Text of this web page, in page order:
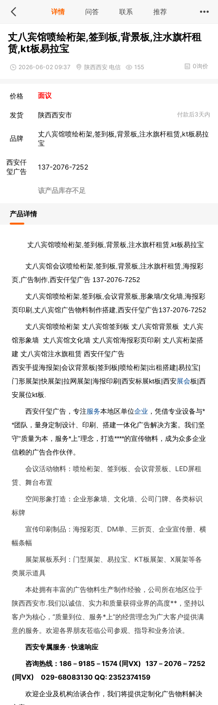
详情 问答 联系 推荐
丈八宾馆喷绘桁架,签到板,背景板,注水旗杆租
赁,kt板易拉宝
2026-06-02 09:37 陕西西安 电信 155 0询价
价格 面议
发货 陕西西安市 付款后3天内
品牌
丈八宾馆喷绘桁架,签到板,背景板,注水旗杆租赁,kt板易拉
宝
西安仟
玺广告
137-2076-7252
该产品库存不足
产品详情
丈八宾馆喷绘桁架,签到板,背景板,注水旗杆租赁,kt板易拉宝
丈八宾馆会议喷绘桁架,签到板,背景板,注水旗杆租赁,海报彩
页,广告制作,西安仟玺广告 137-2076-7252
丈八宾馆喷绘桁架,签到板,会议背景板,形象墙/文化墙,海报彩
页印刷,丈八宾馆广告物料制作搭建,西安仟玺广告137-2076-7252
丈八宾馆喷绘桁架 丈八宾馆签到板 丈八宾馆背景板 丈八宾
馆形象墙 丈八宾馆文化墙 丈八宾馆海报彩页印刷 丈八宾桁架搭
建 丈八宾馆注水旗租赁 西安仟玺广告
西安手提海报架|会议背景板|签到板|喷绘桁架|出租搭建|易拉宝|
门形展架|快展架|拉网展架|海报印刷|西安标展kt板|西安展会板|西
安展位kt板.
西安仟玺广告，专注服务本地区单位企业 ，凭借专业设备与*
*团队，量身定制设计、印刷、搭建一体化广告解决方案。我们坚
守“质量为本，服务*上”理念，打造****的宣传物料，成为众多企业
信赖的广告合作伙伴。
会议活动物料：喷绘桁架、签到板、会议背景板、LED屏租
赁、舞台布置
空间形象打造：企业形象墙、文化墙、公司门牌、各类标识
标牌
宣传印刷制品：海报彩页、DM单、三折页、企业宣传册、横
幅条幅
展架展板系列：门型展架、易拉宝、KT板展架、X展架等各
类展示道具
本处拥有丰富的广告物料生产制作经验，公司所在地区位于
陕西西安市.我们以诚信、实力和质量获得业界的高度**，坚持以
客户为核心，“质量到位、服务*上”的经营理念为广大客户提供满
意的服务。欢迎各界朋友莅临公司参观、指导和业务洽谈。
西安专属服务 · 快速响应
咨询热线：186－9185－1574 (同VX) 137－2076－7252
(同VX) 029-68083130 QQ: 2352374159
欢迎企业及机构洽谈合作，我们将提供定制化广告物料解决